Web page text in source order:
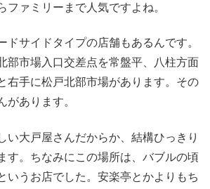
ファミリーまで人気ですよね。
サイドタイプの店舗もあるんです。
部市場入口交差点を常盤平、八柱方面
右手に松戸北部市場があります。その
があります。
大戸屋さんだからか、結構ひっきり
す。ちなみにこの場所は、バブルの頃
いうお店でした。安楽亭とかよりもち